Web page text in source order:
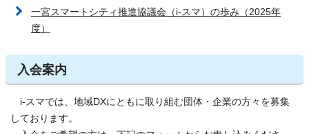
一宮スマートシティ推進協議会（i-スマ）の歩み（2025年
度）
入会案内
i-スマでは、地域DXにともに取り組む団体・企業の方々を募集
しております。